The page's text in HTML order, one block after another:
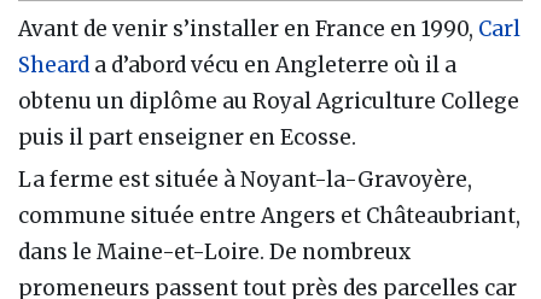
Avant de venir s’installer en France en 1990, Carl
Sheard a d’abord vécu en Angleterre où il a
obtenu un diplôme au Royal Agriculture College
puis il part enseigner en Ecosse.
La ferme est située à Noyant-la-Gravoyère,
commune située entre Angers et Châteaubriant,
dans le Maine-et-Loire. De nombreux
promeneurs passent tout près des parcelles car